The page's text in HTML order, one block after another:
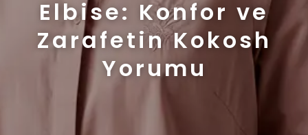
Elbise: Konfor ve
Zarafetin Kokosh
Yorumu